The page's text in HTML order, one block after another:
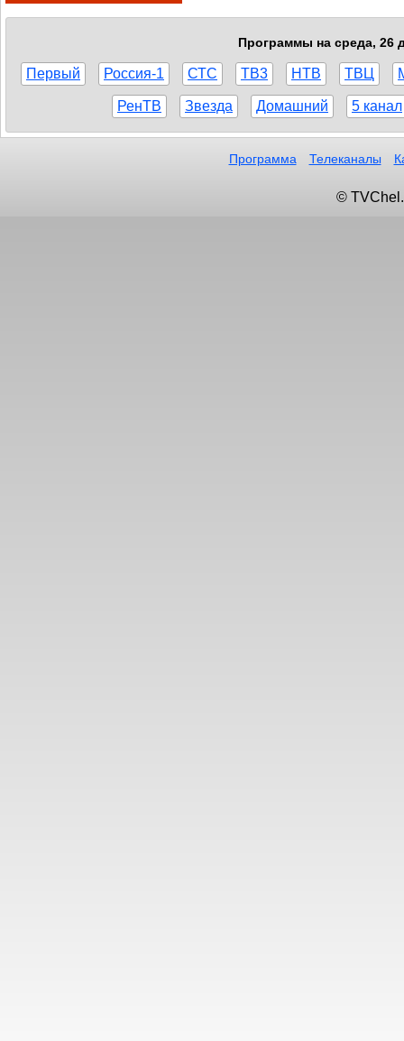
Программы на среда, 26
Первый Россия-1 СТС ТВ3 НТВ ТВЦ
РенТВ Звезда Домашний 5 канал
Программа Телеканалы
©